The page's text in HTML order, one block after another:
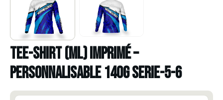
TEE-SHIRT (ML) IMPRIMÉ –
PERSONNALISABLE 140g serie-5-6